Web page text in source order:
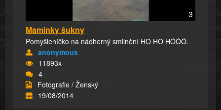
3
Maminky šukny
Pomyšleníčko na nádherný smilnění HO HO HÓÓÓ.
anonymous
11893x
4
Fotografie / Ženský
19/08/2014